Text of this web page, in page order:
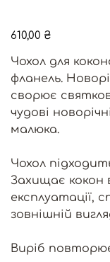
Ціна
610,00 ₴
Чохол для
фланель.
сворює
чудові
малюка.
Чохол
Захищає кокон
експлуатації,
зовнішній
Виріб